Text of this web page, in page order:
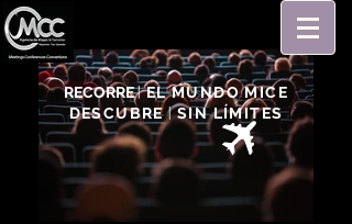
RECORRE|EL MUNDO MICE
DESCUBRE|SIN LÍMITES